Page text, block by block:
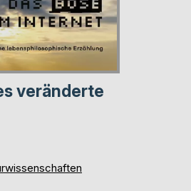
veränderte